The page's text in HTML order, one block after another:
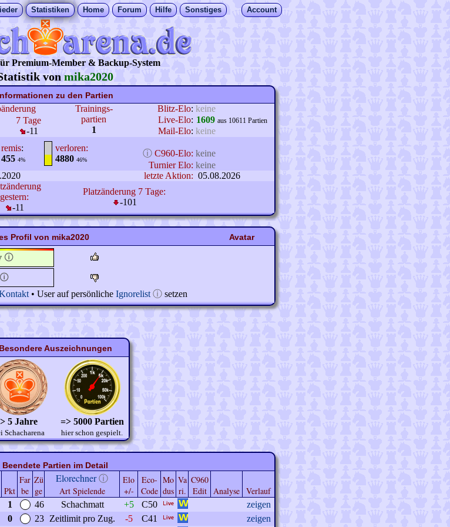
Statistiken Home Forum Hilfe Sonstiges Account
Premium-Member & Backup-System
von mika2020
zu den Partien
Trainings-
partien
1
Blitz-Elo: keine
7 Tage
-11
Live-Elo: 1609 aus 10611 Partien
Mail-Elo: keine
remis:
455 4%
verloren:
4880 46%
ⓘ C960-Elo: keine
Turnier Elo: keine
letzte Aktion: 05.08.2026
gestern:
-11
Platzänderung 7 Tage:
-101
Profil von mika2020 Avatar
🛈
🛈
• User auf persönliche Ignorelist ⓘ setzen
Besondere Auszeichnungen
> 5 Jahre
Schacharena
=> 5000 Partien
hier schon gespielt.
Beendete Partien im Detail
Pkt
Far
be
Zü
ge
Elorechnerⓘ
Art Spielende
Elo
+/-
Eco-
Code
Mo
dus
Va
ri.
C960
Edit
Analyse Verlauf
1 46 Schachmatt +5 C50
zeigen
0 23 Zeitlimit pro Zug. -5 C41 zeigen